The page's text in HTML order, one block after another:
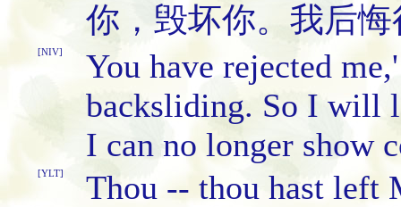
你，毁坏你。我后
[NIV]
You have rejected
backsliding. So I will
I can no longer show
[YLT]
Thou -- thou hast left